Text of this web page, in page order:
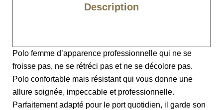
Description
Polo femme d’apparence professionnelle qui ne se
froisse pas, ne se rétréci pas et ne se décolore pas.
Polo confortable mais résistant qui vous donne une
allure soignée, impeccable et professionnelle.
Parfaitement adapté pour le port quotidien, il garde son